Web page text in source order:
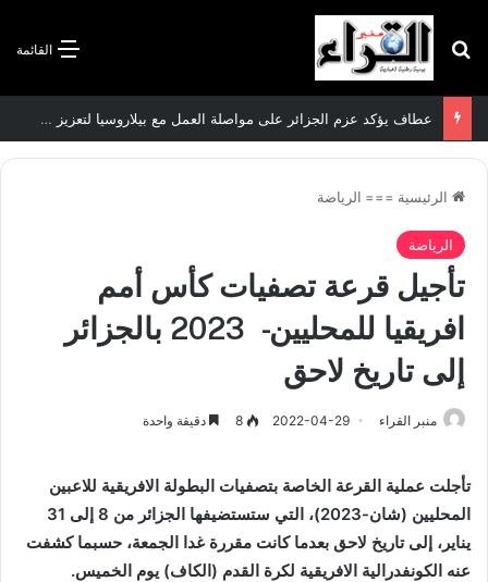
القائمة بحث عن
عطاف يؤكد عزم الجزائر على مواصلة العمل مع بيلاروسيا لتعزيز العلاقات الثنائية
الرئيسية === الرياضة
الرياضة
تأجيل قرعة تصفيات كأس أمم
افريقيا للمحليين- 2023 بالجزائر
إلى تاريخ لاحق
منبر القراء 2022-04-29
8 دقيقة واحدة
تأجلت عملية القرعة الخاصة بتصفيات البطولة الافريقية للاعبين
المحليين (شان-2023)، التي ستستضيفها الجزائر من 8 إلى 31
يناير، إلى تاريخ لاحق بعدما كانت مقررة غدا الجمعة، حسبما كشفت
عنه الكونفدرالية الافريقية لكرة القدم (الكاف) يوم الخميس.